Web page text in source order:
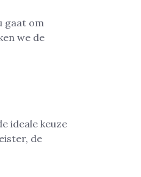
gaat om
we de
ideale keuze
de